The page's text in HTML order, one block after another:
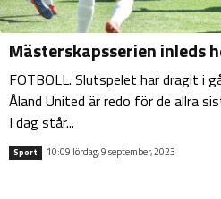
Mästerskapsserien inleds
FOTBOLL. Slutspelet har dragit i
Åland United är redo för de allra
I dag står...
Sport 10:09 lördag, 9 september, 2023